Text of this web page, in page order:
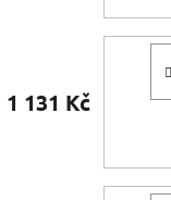
1 131 Kč